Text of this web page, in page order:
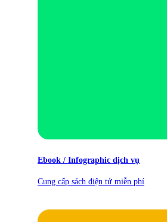
Ebook / Infographic dịch vụ
Cung cấp sách điện tử miễn phí